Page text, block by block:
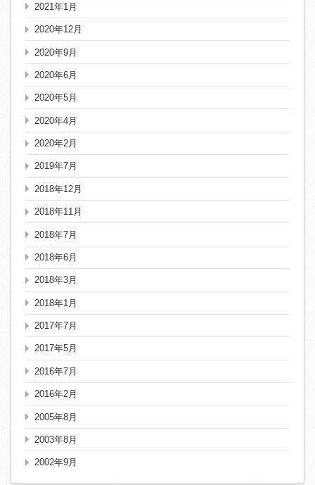
2021年1月
2020年12月
2020年9月
2020年6月
2020年5月
2020年4月
2020年2月
2019年7月
2018年12月
2018年11月
2018年7月
2018年6月
2018年3月
2018年1月
2017年7月
2017年5月
2016年7月
2016年2月
2005年8月
2003年8月
2002年9月